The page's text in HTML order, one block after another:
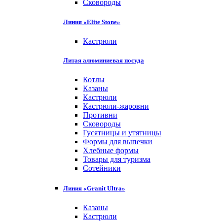
Сковороды
Линия «Elite Stone»
Кастрюли
Литая алюминиевая посуда
Котлы
Казаны
Кастрюли
Кастрюли-жаровни
Противни
Сковороды
Гусятницы и утятницы
Формы для выпечки
Хлебные формы
Товары для туризма
Сотейники
Линия «Granit Ultra»
Казаны
Кастрюли